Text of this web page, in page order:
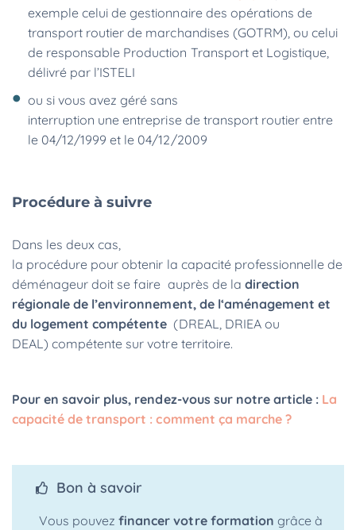
exemple celui de gestionnaire des opérations de
transport routier de marchandises (GOTRM), ou celui
de responsable Production Transport et Logistique,
délivré par l’ISTELI
ou si vous avez géré sans
interruption une entreprise de transport routier entre
le 04/12/1999 et le 04/12/2009
Procédure à suivre
Dans les deux cas,
la procédure pour obtenir la capacité professionnelle de
déménageur doit se faire auprès de la direction
régionale de l’environnement, de l‘aménagement et
du logement compétente (DREAL, DRIEA ou
DEAL) compétente sur votre territoire.
Pour en savoir plus, rendez-vous sur notre article : La
capacité de transport : comment ça marche ?
Bon à savoir
Vous pouvezfinancer votre formation grâce à